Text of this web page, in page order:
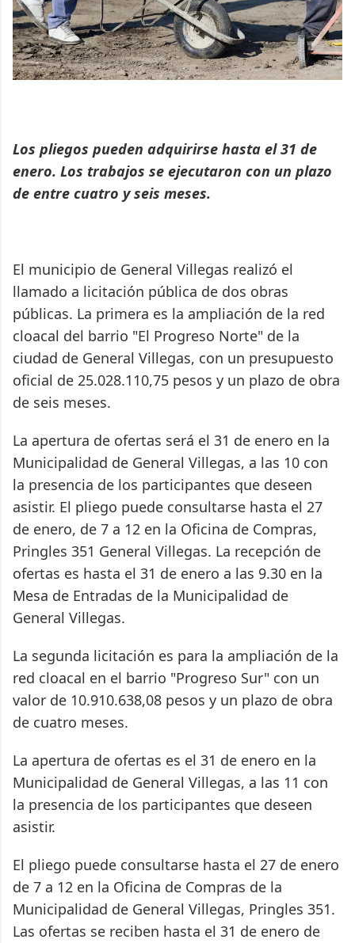
Los pliegos pueden adquirirse hasta el 31 de
enero. Los trabajos se ejecutaron con un plazo
de entre cuatro y seis meses.
El municipio de General Villegas realizó el
llamado a licitación pública de dos obras
públicas. La primera es la ampliación de la red
cloacal del barrio "El Progreso Norte" de la
ciudad de General Villegas, con un presupuesto
oficial de 25.028.110,75 pesos y un plazo de obra
de seis meses.
La apertura de ofertas será el 31 de enero en la
Municipalidad de General Villegas, a las 10 con
la presencia de los participantes que deseen
asistir. El pliego puede consultarse hasta el 27
de enero, de 7 a 12 en la Oficina de Compras,
Pringles 351 General Villegas. La recepción de
ofertas es hasta el 31 de enero a las 9.30 en la
Mesa de Entradas de la Municipalidad de
General Villegas.
La segunda licitación es para la ampliación de la
red cloacal en el barrio "Progreso Sur" con un
valor de 10.910.638,08 pesos y un plazo de obra
de cuatro meses.
La apertura de ofertas es el 31 de enero en la
Municipalidad de General Villegas, a las 11 con
la presencia de los participantes que deseen
asistir.
El pliego puede consultarse hasta el 27 de enero
de 7 a 12 en la Oficina de Compras de la
Municipalidad de General Villegas, Pringles 351.
Las ofertas se reciben hasta el 31 de enero de